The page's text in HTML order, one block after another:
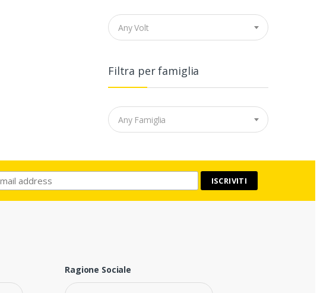
Any Volt
Filtra per famiglia
Any Famiglia
Ragione Sociale